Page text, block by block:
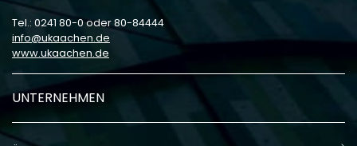
Tel.: 0241 80-0 oder 80-84444
info
ukaachen de
www.ukaachen.de
UNTERNEHMEN